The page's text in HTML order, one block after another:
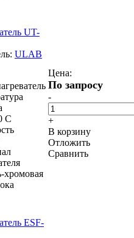
UT-
ULAB
С
хромовая
Цена:
По запросу
-
+
В корзину
Отложить
Сравнить
ESF-